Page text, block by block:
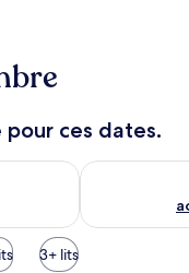
ces dates.
soir août 6 - août 7
Vérifier la
3+ lits